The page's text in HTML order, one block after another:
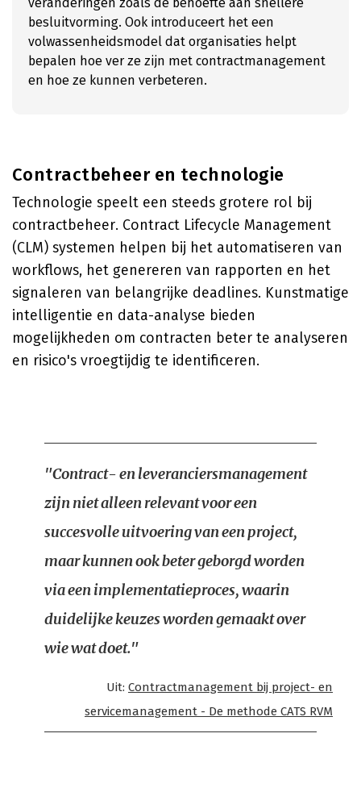
besluitvorming. Ook introduceert het een
volwassenheidsmodel dat organisaties helpt
bepalen hoe ver ze zijn met contractmanagement
en hoe ze kunnen verbeteren.
Contractbeheer en technologie
Technologie speelt een steeds grotere rol bij
contractbeheer. Contract Lifecycle Management
(CLM) systemen helpen bij het automatiseren van
workflows, het genereren van rapporten en het
signaleren van belangrijke deadlines. Kunstmatige
intelligentie en data-analyse bieden
mogelijkheden om contracten beter te analyseren
en risico's vroegtijdig te identificeren.
"Contract- en leveranciers­management
zijn niet alleen relevant voor een
succesvolle uitvoering van een project,
maar kunnen ook beter geborgd worden
via een implementatieproces, waarin
duidelijke keuzes worden gemaakt over
wie wat doet."
Uit: Contractmanagement bij project- en
servicemanagement - De methode CATS RVM